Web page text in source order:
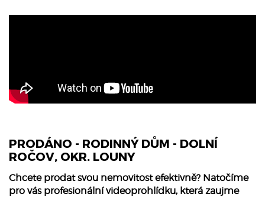
PRODÁNO - RODINNÝ DŮM - DOLNÍ
ROČOV, OKR. LOUNY
Chcete prodat svou nemovitost efektivně? Natočíme
pro vás profesionální videoprohlídku, která zaujme